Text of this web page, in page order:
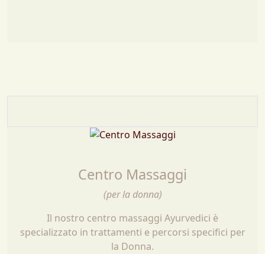
Centro Massaggi
(per la donna)
Il nostro centro massaggi Ayurvedici è
specializzato in trattamenti e percorsi specifici per
la Donna.